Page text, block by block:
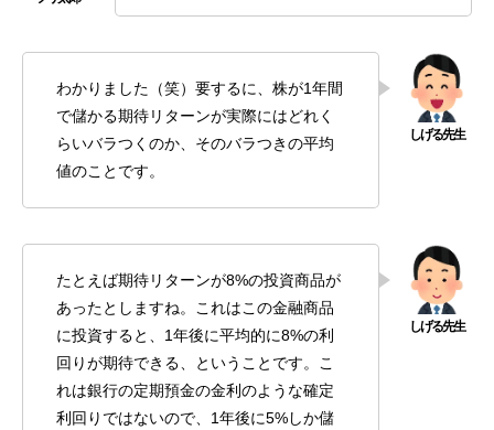
わかりました（笑）要するに、株が1年間
で儲かる期待リターンが実際にはどれく
らいバラつくのか、そのバラつきの平均
値のことです。
たとえば期待リターンが8%の投資商品が
あったとしますね。これはこの金融商品
に投資すると、1年後に平均的に8%の利
回りが期待できる、ということです。こ
れは銀行の定期預金の金利のような確定
利回りではないので、1年後に5%しか儲